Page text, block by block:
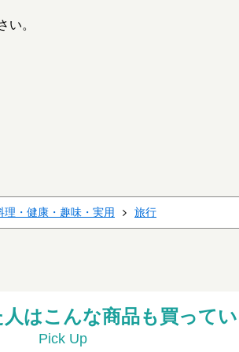
い。
理・健康・趣味・実用 旅行
はこんな商品も買って
Pick Up